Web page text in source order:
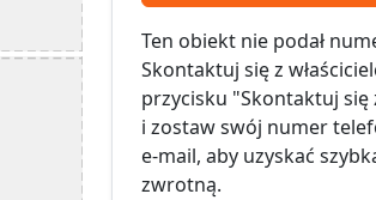
Ten obiekt nie podał
Skontaktuj się z
przycisku "Skontaktuj się
i zostaw swój numer
e-mail, aby uzyskać
zwrotną.